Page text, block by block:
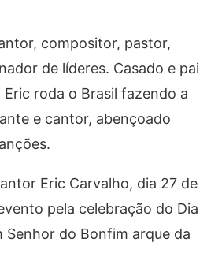
compositor, pastor,
de líderes. Casado e pai
Eric roda o Brasil fazendo a
e cantor, abençoado
Eric Carvalho, dia 27 de
pela celebração do Dia
Senhor do Bonfim arque da